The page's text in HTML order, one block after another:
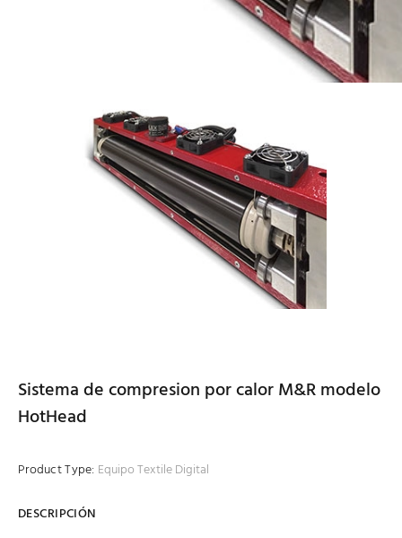
Sistema de compresion por calor M&R modelo
HotHead
Product Type: Equipo Textile Digital
DESCRIPCIÓN